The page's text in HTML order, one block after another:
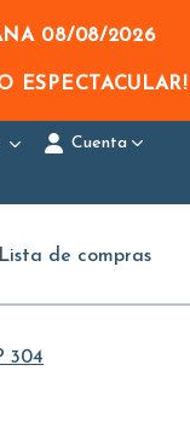
08/08/2026
ESPECTACULAR!
Cuenta
Lista de compras
304